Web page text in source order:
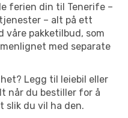
ferien din til Tenerife –
– alt på ett
våre pakketilbud, som
med separate
Legg til leiebil eller
når du bestiller for å
slik du vil ha den.